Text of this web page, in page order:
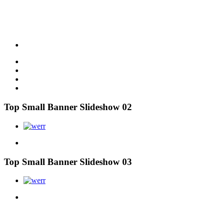
Top Small Banner Slideshow 02
Top Small Banner Slideshow 03